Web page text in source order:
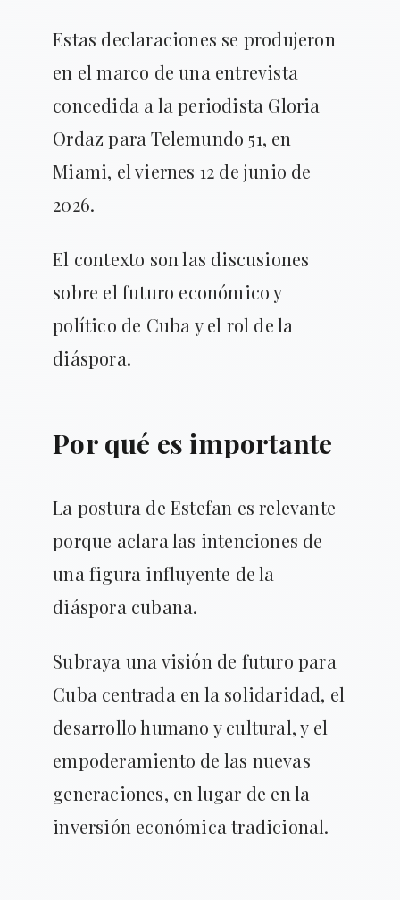
Estas declaraciones se produjeron
en el marco de una entrevista
concedida a la periodista Gloria
Ordaz para Telemundo 51, en
Miami, el viernes 12 de junio de
2026.
El contexto son las discusiones
sobre el futuro económico y
político de Cuba y el rol de la
diáspora.
Por qué es importante
La postura de Estefan es relevante
porque aclara las intenciones de
una figura influyente de la
diáspora cubana.
Subraya una visión de futuro para
Cuba centrada en la solidaridad, el
desarrollo humano y cultural, y el
empoderamiento de las nuevas
generaciones, en lugar de en la
inversión económica tradicional.